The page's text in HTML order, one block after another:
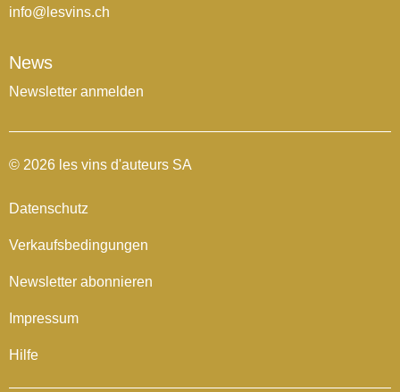
info@lesvins.ch
News
Newsletter anmelden
© 2026 les vins d'auteurs SA
Datenschutz
Verkaufsbedingungen
Newsletter abonnieren
Impressum
Hilfe